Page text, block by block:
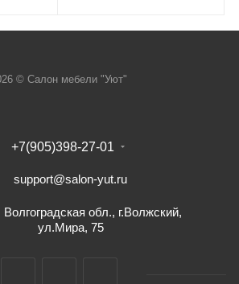
© Салон мебели "Уют"
+7(905)398-27-01
support@salon-yut.ru
Волгоградская обл., г.Волжский,
ул.Мира, 75